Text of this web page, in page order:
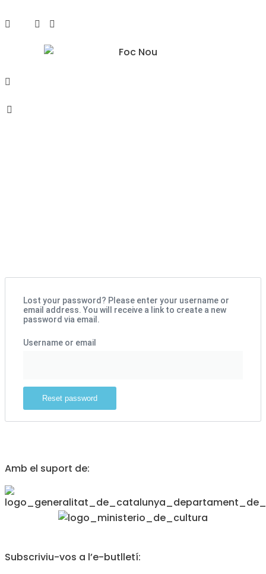
Lost your password? Please enter your username or
email address. You will receive a link to create a new
password via email.
Username or email
Reset password
Amb el suport de:
Subscriviu-vos a l’e-butlletí: